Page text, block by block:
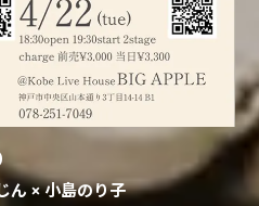
ん × 小島のり子